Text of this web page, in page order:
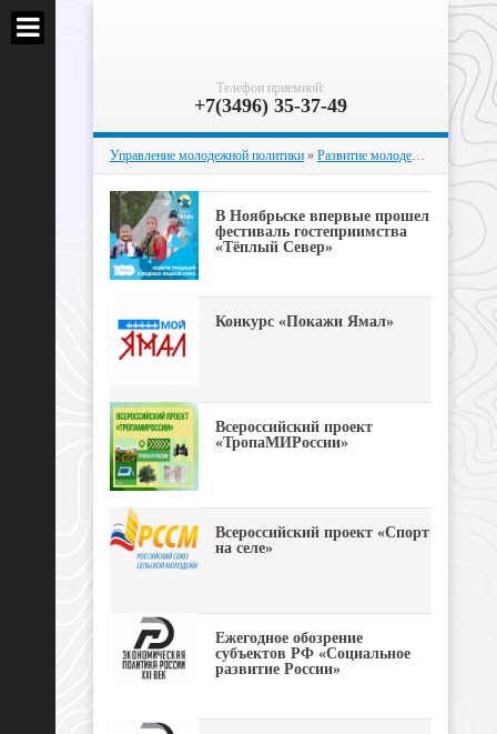
Телефон приемной:
+7(3496) 35-37-49
Управление молодежной политики » Развитие молодежных инициатив
В Ноябрьске впервые прошел
фестиваль гостеприимства
«Тёплый Север»
Конкурс «Покажи Ямал»
Всероссийский проект
«ТропаМИРоссии»
Всероссийский проект «Спорт
на селе»
Ежегодное обозрение
субъектов РФ «Социальное
развитие России»